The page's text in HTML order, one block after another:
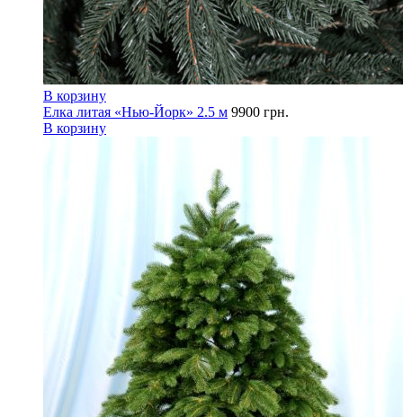
В корзину
Елка литая «Нью-Йорк» 2.5 м 9900 грн.
В корзину